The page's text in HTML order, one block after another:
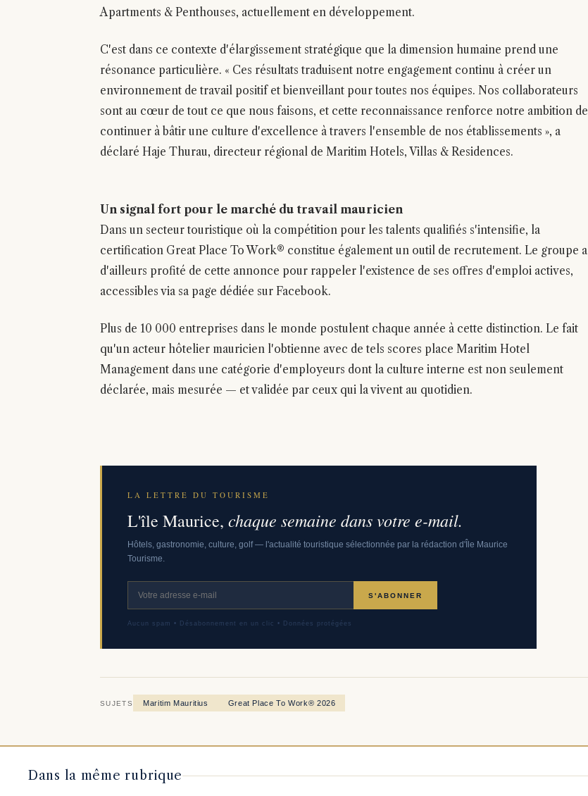
Apartments & Penthouses, actuellement en développement.
C'est dans ce contexte d'élargissement stratégique que la dimension humaine prend une
résonance particulière. « Ces résultats traduisent notre engagement continu à créer un
environnement de travail positif et bienveillant pour toutes nos équipes. Nos collaborateurs
sont au cœur de tout ce que nous faisons, et cette reconnaissance renforce notre ambition de
continuer à bâtir une culture d'excellence à travers l'ensemble de nos établissements », a
déclaré Haje Thurau, directeur régional de Maritim Hotels, Villas & Residences.
Un signal fort pour le marché du travail mauricien
Dans un secteur touristique où la compétition pour les talents qualifiés s'intensifie, la
certification Great Place To Work® constitue également un outil de recrutement. Le groupe a
d'ailleurs profité de cette annonce pour rappeler l'existence de ses offres d'emploi actives,
accessibles via sa page dédiée sur Facebook.
Plus de 10 000 entreprises dans le monde postulent chaque année à cette distinction. Le fait
qu'un acteur hôtelier mauricien l'obtienne avec de tels scores place Maritim Hotel
Management dans une catégorie d'employeurs dont la culture interne est non seulement
déclarée, mais mesurée — et validée par ceux qui la vivent au quotidien.
LA LETTRE DU TOURISME
L'île Maurice, chaque semaine dans votre e-mail.
Hôtels, gastronomie, culture, golf — l'actualité touristique sélectionnée par la rédaction d'Île Maurice
Tourisme.
S'ABONNER
Aucun spam • Désabonnement en un clic • Données protégées
SUJETS Maritim Mauritius Great Place To Work® 2026
Dans la même rubrique